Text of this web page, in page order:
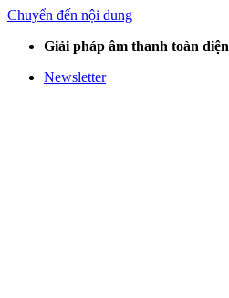
Chuyển đến nội dung
Giải pháp âm thanh toàn diện
Newsletter